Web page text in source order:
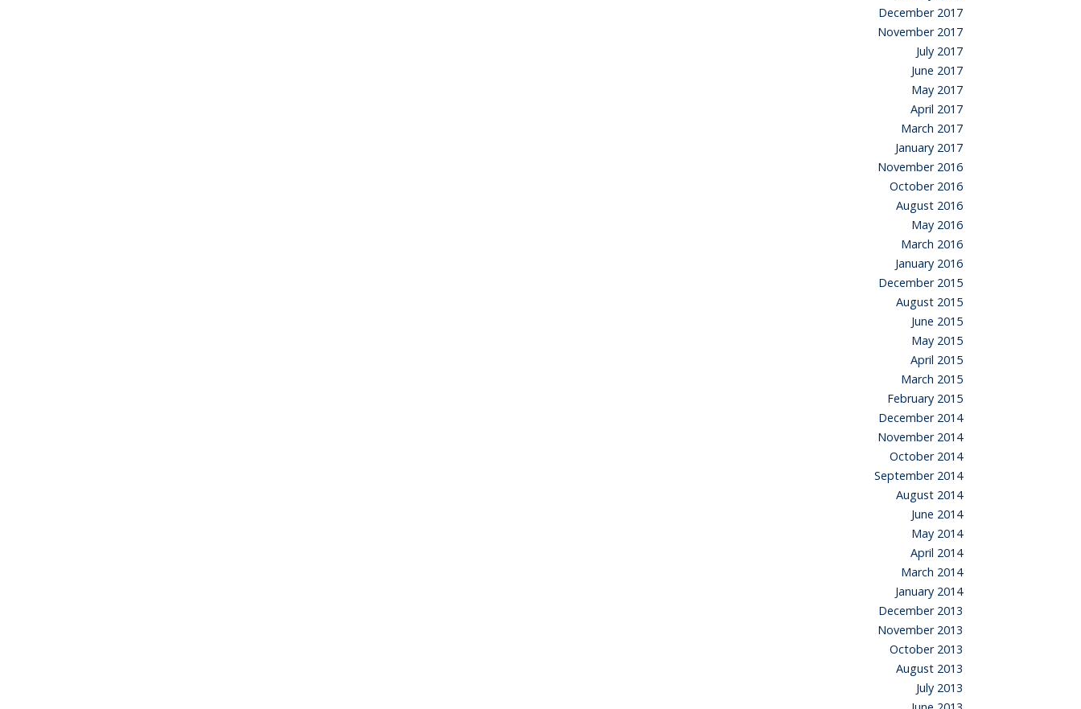
December 2017
November 2017
July 2017
June 2017
May 2017
April 2017
March 2017
January 2017
November 2016
October 2016
August 2016
May 2016
March 2016
January 2016
December 2015
August 2015
June 2015
May 2015
April 2015
March 2015
February 2015
December 2014
November 2014
October 2014
September 2014
August 2014
June 2014
May 2014
April 2014
March 2014
January 2014
December 2013
November 2013
October 2013
August 2013
July 2013